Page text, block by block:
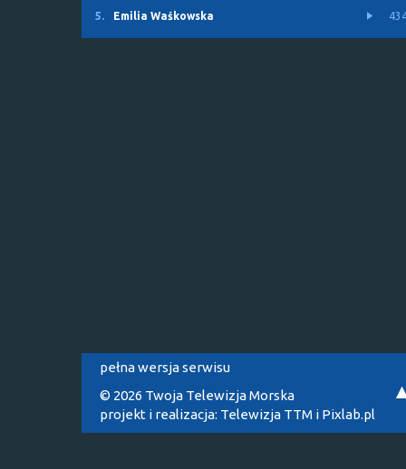
5.
Emilia Waśkowska
pełna wersja serwisu
© 2026 Twoja Telewizja Morska
projekt i realizacja: Telewizja TTM i Pixlab.pl